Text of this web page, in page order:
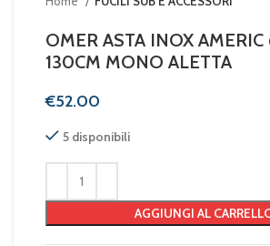
OMER ASTA INOX
130CM MONO ALETTA
€
5 disponibili
AGGIUNGI AL